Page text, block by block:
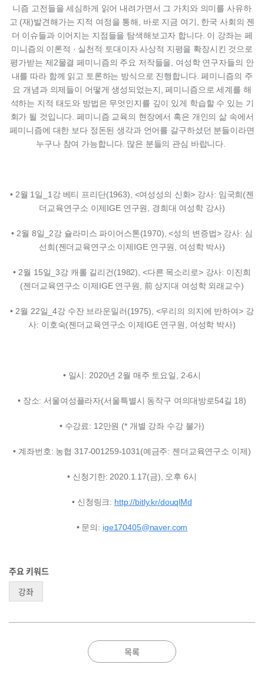
니즘 고전들을 세심하게 읽어 내려가면서 그 가치와 의미를 사유하
고 (재)발견해가는 지적 여정을 통해 바로 지금 여기
한국 사회의 젠
더 이슈들과 이어지는 지점들을 탐색해보고자 합니다. 이 강좌는 페
미니즘의 이론적 · 실천적 토대이자 사상적 지평을 확장시킨 것으로
평가받는 제2물결 페미니즘의 주요 저작들을
여성학 연구자들의 안
내를 따라 함께 읽고 토론하는 방식으로 진행합니다.페미니즘의 주
요 개념과 의제들이 어떻게 생성되었는지 ,페미니즘으로 세계를 해
석하는 지적 태도와 방법은 무엇인지를 깊이 있게 학습할 수 있는 기
회가 될 것입니다 .페미니즘 교육의 현장에서 혹은 개인의 삶 속에서
페미니즘에 대한 보다 정돈된 생각과 언어를 갈구하셨던 분들이라면
누구나 참여 가능합니다. 많은 분들의 관심 바랍니다
• 2월 1 일 _1 강 베티 프리단(1963), <여성성의 신화> 강사: 임국희(젠
더교육연구소 이제IGE 연구원 경희대 여성학 강사)
• 2월 8일 _2강 슐라미스 파이어스톤(1970), <성의 변증법> 강사: 심
선희(젠더교육연구소 이제IGE 연구원 여성학 박사)
• 2월 15일 _3강 캐롤 길리건(1982), <다른 목소리로> 강사: 이진희
(젠더교육연구소 이제IGE 연구원 前 상지대 여성학 외래교수)
• 2월 22일 _4강 수잔 브라운밀러(1975), <우리의 의지에 반하여> 강
사: 이호숙(젠더교육연구소 이제IGE 연구원 여성학 박사)
• 일시: 2020년 2월 매주 토요일 , 2-6시
• 장소: 서울여성플라자(서울특별시 동작구 여의대방로54길 18)
• 수강료: 12만원 (* 개별 강좌 수강 불가)
• 계좌번호: 농협 317-001259-1031(예금주: 젠더교육연구소 이제)
• 신청기한: 2020.1.17(금), 오후 6시
• 신청링크: http://bitly.kr/douqlMd
• 문의: ige170405@naver.com
주요 키워드
강좌
목록